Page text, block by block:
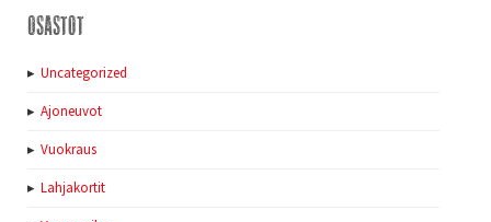
Osastot
Uncategorized
Ajoneuvot
Vuokraus
Lahjakortit